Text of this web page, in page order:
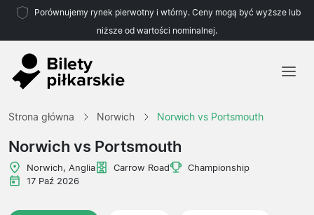
Porównujemy rynek pierwotny i wtórny. Ceny mogą być wyższe lub
niższe od wartości nominalnej.
Strona główna Norwich Norwich vs Portsmouth
Norwich vs Portsmouth
Norwich, Anglia Carrow Road
Championship
17 Paź 2026